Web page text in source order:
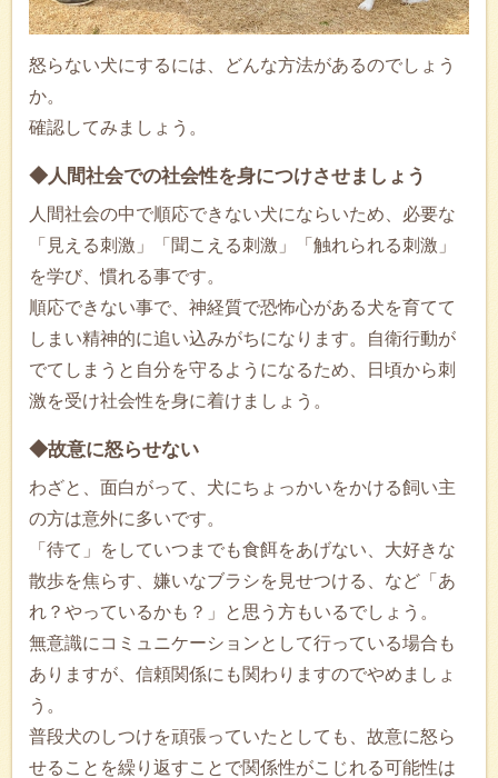
怒らない犬にするには、どんな方法があるのでしょう
か。
確認してみましょう。
◆人間社会での社会性を身につけさせましょう
人間社会の中で順応できない犬にならいため、必要な
「見える刺激」「聞こえる刺激」「触れられる刺激」
を学び、慣れる事です。
順応できない事で、神経質で恐怖心がある犬を育てて
しまい精神的に追い込みがちになります。自衛行動が
でてしまうと自分を守るようになるため、日頃から刺
激を受け社会性を身に着けましょう。
◆故意に怒らせない
わざと、面白がって、犬にちょっかいをかける飼い主
の方は意外に多いです。
「待て」をしていつまでも食餌をあげない、大好きな
散歩を焦らす、嫌いなブラシを見せつける、など「あ
れ？やっているかも？」と思う方もいるでしょう。
無意識にコミュニケーションとして行っている場合も
ありますが、信頼関係にも関わりますのでやめましょ
う。
普段犬のしつけを頑張っていたとしても、故意に怒ら
せることを繰り返すことで関係性がこじれる可能性は